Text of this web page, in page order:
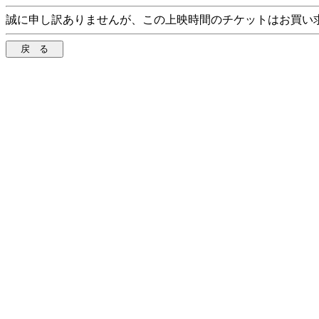
誠に申し訳ありませんが、この上映時間のチケットはお買い